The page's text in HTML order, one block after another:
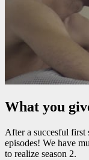
What you
After a succesful first
episodes! We have
to realize season 2.